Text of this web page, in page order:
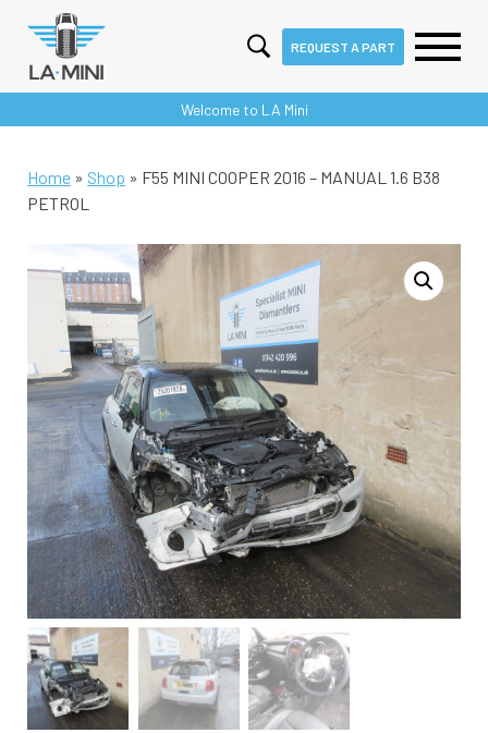
to
REQUEST A PART
Welcome to LA Mini
Home » Shop » F55 MINI COOPER 2016 – MANUAL 1.6 B38
PETROL